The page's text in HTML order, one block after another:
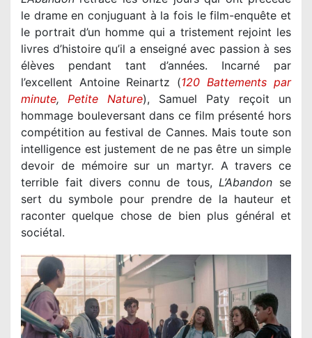
le drame en conjuguant à la fois le film-enquête et
le portrait d’un homme qui a tristement rejoint les
livres d’histoire qu’il a enseigné avec passion à ses
élèves pendant tant d’années. Incarné par
l’excellent Antoine Reinartz (120 Battements par
minute, Petite Nature), Samuel Paty reçoit un
hommage bouleversant dans ce film présenté hors
compétition au festival de Cannes. Mais toute son
intelligence est justement de ne pas être un simple
devoir de mémoire sur un martyr. A travers ce
terrible fait divers connu de tous, L’Abandon se
sert du symbole pour prendre de la hauteur et
raconter quelque chose de bien plus général et
sociétal.